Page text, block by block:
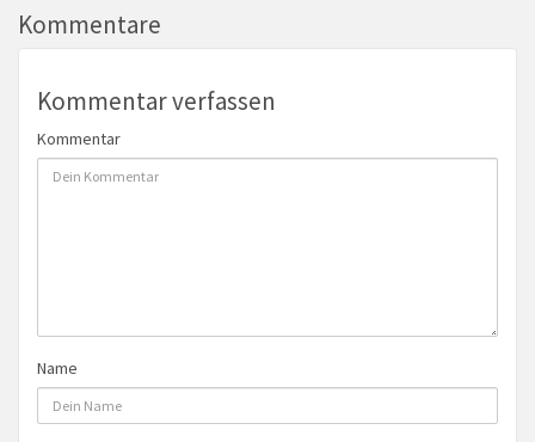
Kommentare
Kommentar verfassen
Kommentar
Name